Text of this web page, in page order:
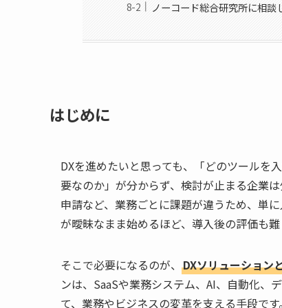
ノーコード総合研究所に相談
はじめに
DXを進めたいと思っても、「どのツールを
要なのか」が分からず、検討が止まる企業
申請など、業務ごとに課題が違うため、単
が曖昧なまま始めるほど、導入後の評価も
そこで必要になるのが、 DXソリューション
ンは、SaaSや業務システム、AI、自動化、
て、業務やビジネスの変革を支える手段です。